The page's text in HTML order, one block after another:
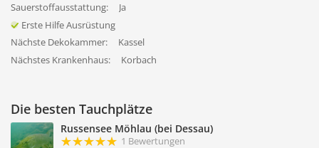
Sauerstoffausstattung:
Ja
Erste Hilfe Ausrüstung
Nächste Dekokammer:
Kassel
Nächstes Krankenhaus:
Korbach
Die besten Tauchplätze
Russensee Möhlau (bei Dessau)
1 Bewertungen